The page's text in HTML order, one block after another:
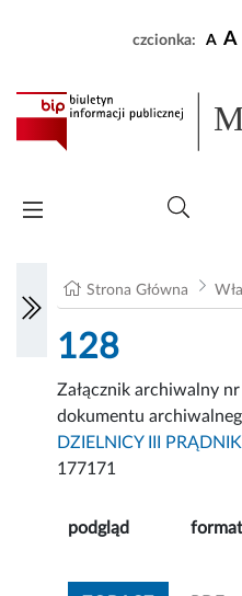
czcionka: A A
Strona Główna
128
Załącznik archiwalny
dokumentu
DZIELNICY III
177171
podgląd format